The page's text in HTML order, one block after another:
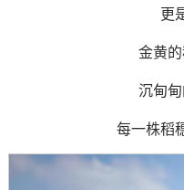
更
金黄
沉甸
每一株稻